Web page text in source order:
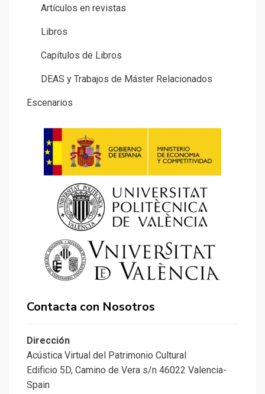
Artículos en revistas
Libros
Capítulos de Libros
DEAS y Trabajos de Máster Relacionados
Escenarios
Contacta con Nosotros
Dirección
Acústica Virtual del Patrimonio Cultural
Edificio 5D, Camino de Vera s/n 46022 Valencia-
Spain